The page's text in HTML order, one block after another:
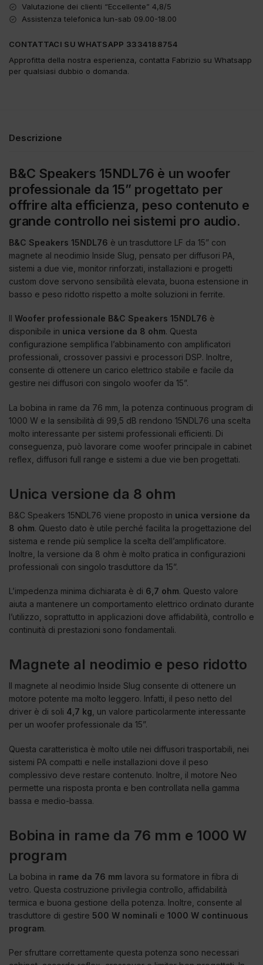
Valutazione dei clienti “Eccellente” 4,8/5
Assistenza telefonica lun-sab 09.00-18.00
CONTATTACI SU WHATSAPP 3334188754
Approfitta della nostra esperienza, contatta Fabrizio su Whatsapp
per qualsiasi dubbio o domanda.
Descrizione
B&C Speakers 15NDL76 è un woofer
professionale da 15” progettato per
offrire alta efficienza, peso contenuto e
grande controllo nei sistemi pro audio.
B&C Speakers 15NDL76 è un trasduttore LF da 15” con
magnete al neodimio Inside Slug, pensato per diffusori PA,
sistemi a due vie, monitor rinforzati, installazioni e progetti
custom dove servono sensibilità elevata, buona estensione in
basso e peso ridotto rispetto a molte soluzioni in ferrite.
Il Woofer professionale B&C Speakers 15NDL76 è
disponibile in unica versione da 8 ohm. Questa
configurazione semplifica l’abbinamento con amplificatori
professionali, crossover passivi e processori DSP. Inoltre,
consente di ottenere un carico elettrico stabile e facile da
gestire nei diffusori con singolo woofer da 15”.
La bobina in rame da 76 mm, la potenza continuous program di
1000 W e la sensibilità di 99,5 dB rendono 15NDL76 una scelta
molto interessante per sistemi professionali efficienti. Di
conseguenza, può lavorare come woofer principale in cabinet
reflex, diffusori full range e sistemi a due vie ben progettati.
Unica versione da 8 ohm
B&C Speakers 15NDL76 viene proposto in unica versione da
8 ohm. Questo dato è utile perché facilita la progettazione del
sistema e rende più semplice la scelta dell’amplificatore.
Inoltre, la versione da 8 ohm è molto pratica in configurazioni
professionali con singolo trasduttore da 15”.
L’impedenza minima dichiarata è di 6,7 ohm. Questo valore
aiuta a mantenere un comportamento elettrico ordinato durante
l’utilizzo, soprattutto in applicazioni dove affidabilità, controllo e
continuità di prestazioni sono fondamentali.
Magnete al neodimio e peso ridotto
Il magnete al neodimio Inside Slug consente di ottenere un
motore potente ma molto leggero. Infatti, il peso netto del
driver è di soli 4,7 kg , un valore particolarmente interessante
per un woofer professionale da 15”.
Questa caratteristica è molto utile nei diffusori trasportabili, nei
sistemi PA compatti e nelle installazioni dove il peso
complessivo deve restare contenuto. Inoltre, il motore Neo
permette una risposta pronta e ben controllata nella gamma
bassa e medio-bassa.
Bobina in rame da 76 mm e 1000 W
program
La bobina in rame da 76 mm lavora su formatore in fibra di
vetro. Questa costruzione privilegia controllo, affidabilità
termica e buona gestione della potenza. Inoltre, consente al
trasduttore di gestire 500 W nominali e 1000 W continuous
program.
Per sfruttare correttamente questa potenza sono necessari